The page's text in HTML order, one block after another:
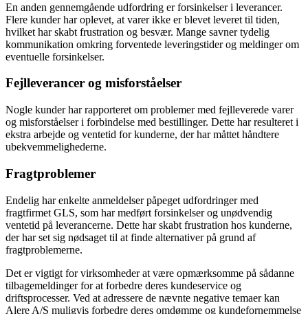
En anden gennemgående udfordring er forsinkelser i leverancer.
Flere kunder har oplevet, at varer ikke er blevet leveret til tiden,
hvilket har skabt frustration og besvær. Mange savner tydelig
kommunikation omkring forventede leveringstider og meldinger om
eventuelle forsinkelser.
Fejlleverancer og misforståelser
Nogle kunder har rapporteret om problemer med fejlleverede varer
og misforståelser i forbindelse med bestillinger. Dette har resulteret i
ekstra arbejde og ventetid for kunderne, der har måttet håndtere
ubekvemmelighederne.
Fragtproblemer
Endelig har enkelte anmeldelser påpeget udfordringer med
fragtfirmet GLS, som har medført forsinkelser og unødvendig
ventetid på leverancerne. Dette har skabt frustration hos kunderne,
der har set sig nødsaget til at finde alternativer på grund af
fragtproblemerne.
Det er vigtigt for virksomheder at være opmærksomme på sådanne
tilbagemeldinger for at forbedre deres kundeservice og
driftsprocesser. Ved at adressere de nævnte negative temaer kan
Alere A/S muligvis forbedre deres omdømme og kundefornemmelse